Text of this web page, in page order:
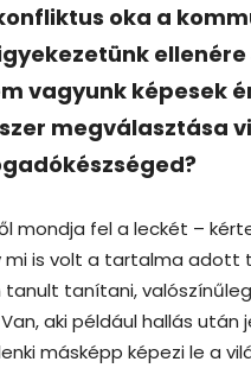
oka a
vagyunk képesek
megválasztása
mondja fel a leckét –
is volt a tartalma adott
tanítani,
aki például hallás
másképp képezi le a